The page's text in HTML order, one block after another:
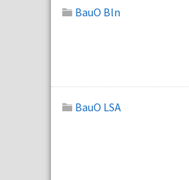
BauO Bln
BauO LSA